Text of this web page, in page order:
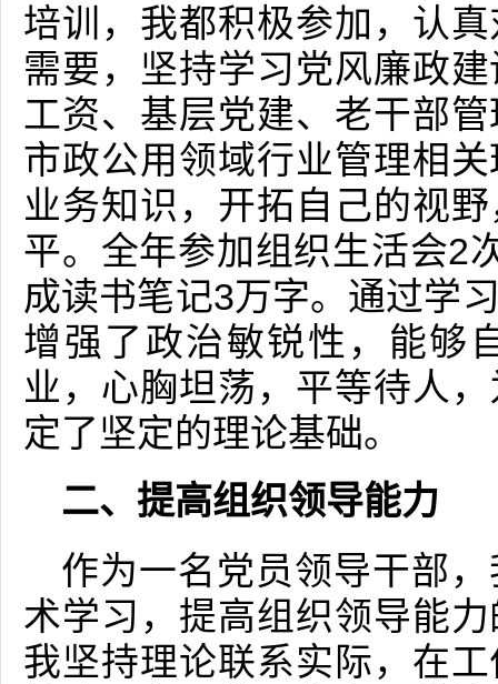
培训，我都积极参加，认
需要，坚持学习党风廉政
工资、基层党建、老干部
市政公用领域行业管理相
业务知识，开拓自己的视
平。全年参加组织生活会2
成读书笔记3万字。通过学
增强了政治敏锐性，能够
业，心胸坦荡，平等待人
定了坚定的理论基础。
二、提高组织领导能力
作为一名党员领导干部
术学习，提高组织领导能
我坚持理论联系实际，在